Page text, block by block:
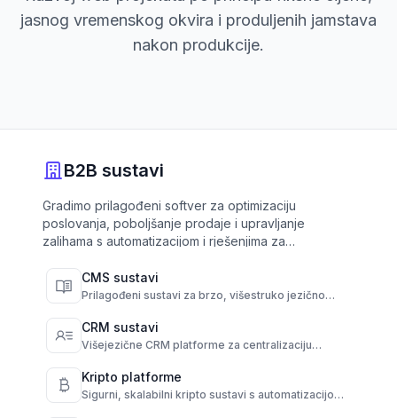
jasnog vremenskog okvira i produljenih jamstava
nakon produkcije.
B2B sustavi
Gradimo prilagođeni softver za optimizaciju
poslovanja, poboljšanje prodaje i upravljanje
zalihama s automatizacijom i rješenjima za
CMS sustavi
Prilagođeni sustavi za brzo, višestruko jezično
CRM sustavi
Višejezične CRM platforme za centralizaciju
klijentima.
Kripto platforme
Sigurni, skalabilni kripto sustavi s automatizacijom